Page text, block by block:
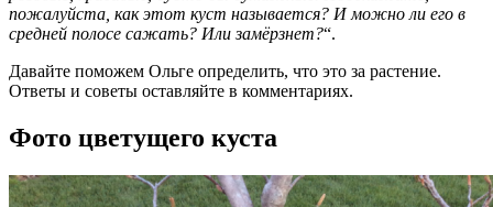
пожалуйста, как этот куст называется? И можно ли его в
средней полосе сажать? Или замёрзнет?“.
Давайте поможем Ольге определить, что это за растение.
Ответы и советы оставляйте в комментариях.
Фото цветущего куста